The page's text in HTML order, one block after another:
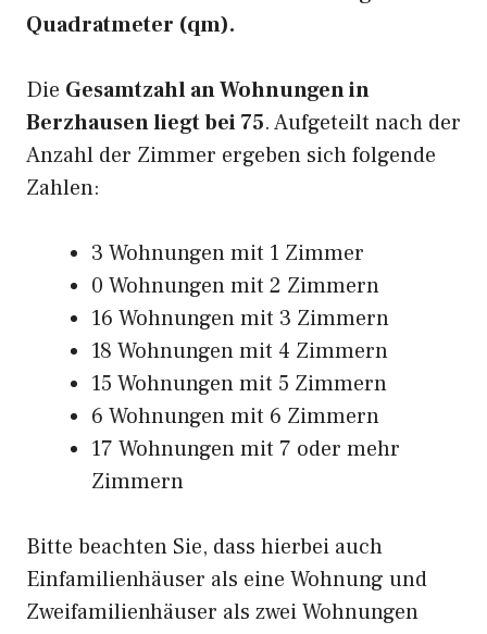
Quadratmeter (qm).
Die Gesamtzahl an Wohnungen in
Berzhausen liegt bei 75. Aufgeteilt nach der
Anzahl der Zimmer ergeben sich folgende
Zahlen:
3 Wohnungen mit 1 Zimmer
0 Wohnungen mit 2 Zimmern
16 Wohnungen mit 3 Zimmern
18 Wohnungen mit 4 Zimmern
15 Wohnungen mit 5 Zimmern
6 Wohnungen mit 6 Zimmern
17 Wohnungen mit 7 oder mehr
Zimmern
Bitte beachten Sie, dass hierbei auch
Einfamilienhäuser als eine Wohnung und
Zweifamilienhäuser als zwei Wohnungen